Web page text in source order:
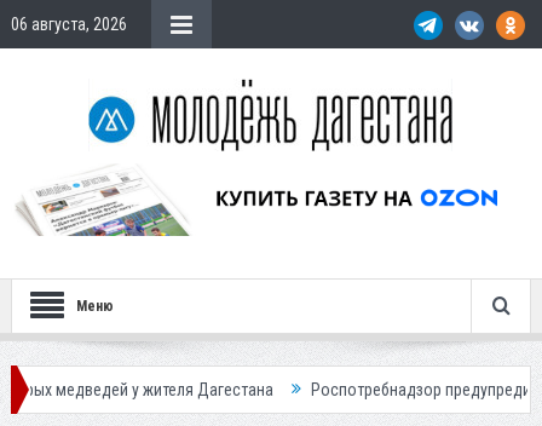
06 августа, 2026
Меню
жителя Дагестана Роспотребнадзор предупредил о новом пике